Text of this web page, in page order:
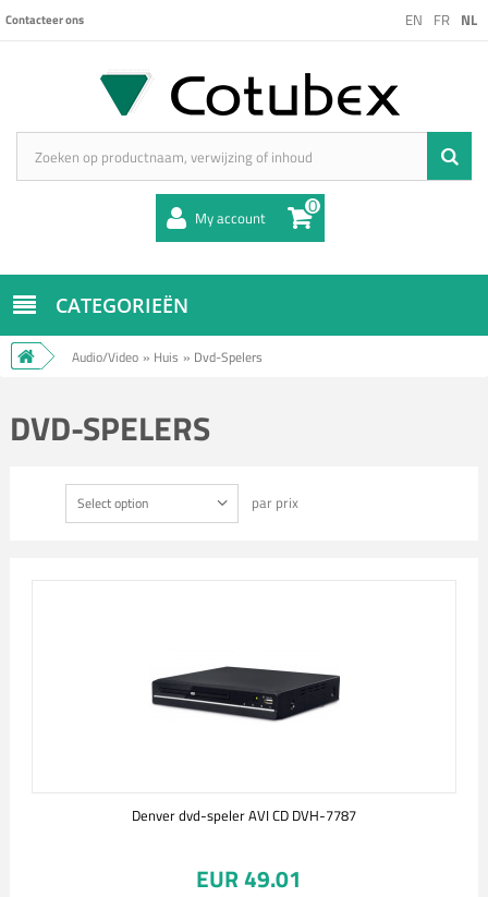
EN FR NL
Contacteer ons
My account 0
CATEGORIEËN
Audio/Video » Huis » Dvd-Spelers
DVD-SPELERS
Select option par prix
Denver dvd-speler AVI CD DVH-7787
EUR 49.01